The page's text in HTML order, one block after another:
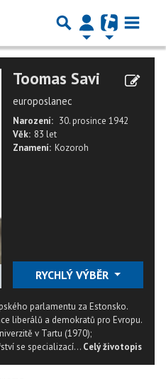
Toomas Savi
europoslanec
Narození: 30. prosince 1942
Věk: 83 let
Znamení: Kozoroh
RYCHLÝ VÝBĚR
parlamentu za Estonsko.
liberálů a demokratů pro Evropu.
v Tartu (1970);
se specializací... Celý životopis